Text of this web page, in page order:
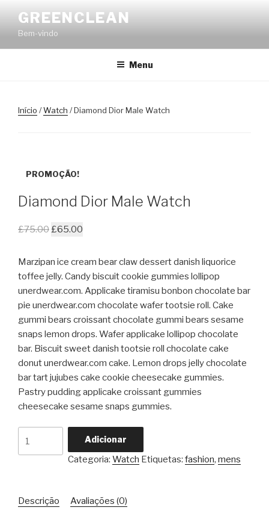
conteúdo
GREENCLEAN
Bem-vindo
Menu
Início /Watch / Diamond Dior Male Watch
PROMOÇÃO!
Diamond Dior Male Watch
£75.00 £65.00
Marzipan ice cream bear claw dessert danish liquorice
toffee jelly. Candy biscuit cookie gummies lollipop
unerdwear.com. Applicake tiramisu bonbon chocolate bar
pie unerdwear.com chocolate wafer tootsie roll. Cake
gummi bears croissant chocolate gummi bears sesame
snaps lemon drops. Wafer applicake lollipop chocolate
bar. Biscuit sweet danish tootsie roll chocolate cake
donut unerdwear.com cake. Lemon drops jelly chocolate
bar tart jujubes cake cookie cheesecake gummies.
Pastry pudding applicake croissant gummies
cheesecake sesame snaps gummies.
de
Watch
Adicionar
Categoria: Watch Etiquetas: fashion, mens
Descrição Avaliações (0)